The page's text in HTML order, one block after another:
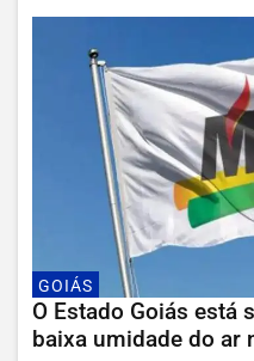
GOIÁS
O Estado Goiás está
baixa umidade do ar